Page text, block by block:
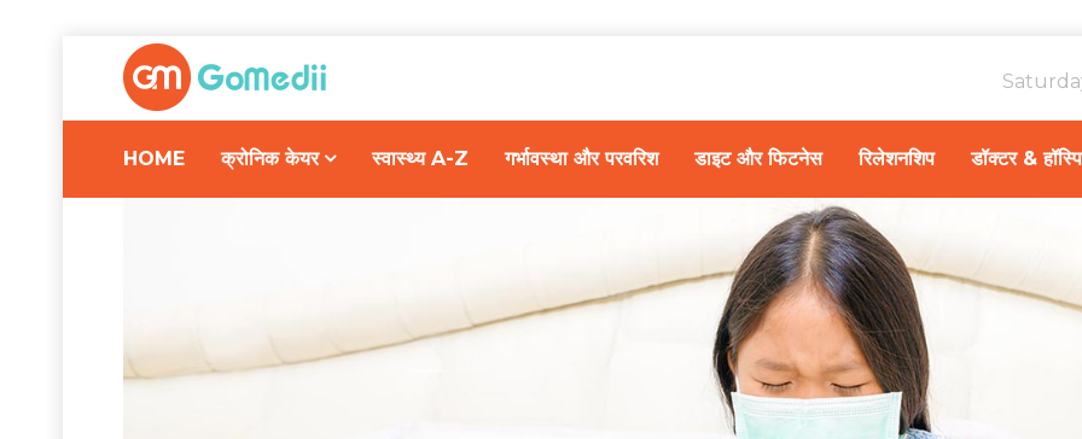
HOME क्रोनिक केयर स्वास्थ्य A-Z गर्भावस्था और परवरिश डाइट और फिटनेस रिलेशनशिप डॉक्टर &